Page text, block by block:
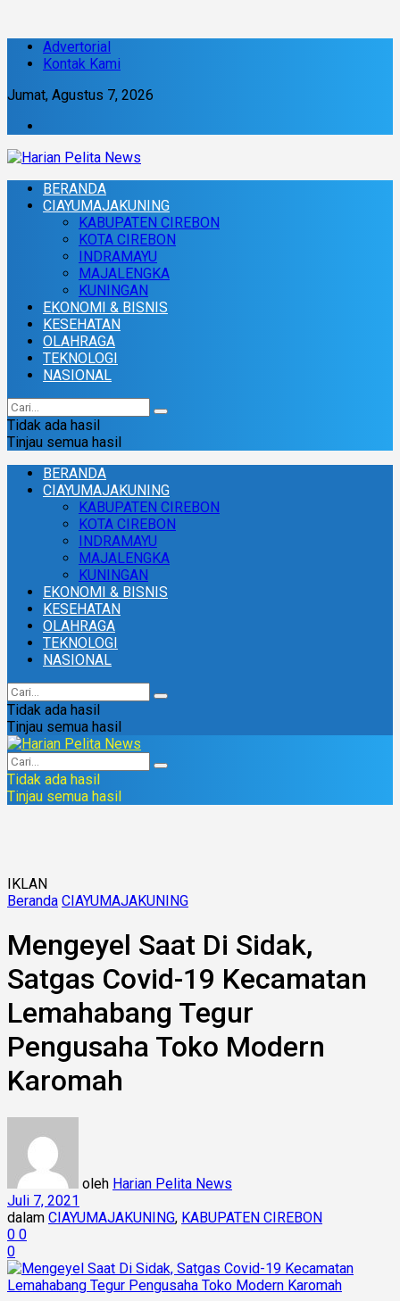
Advertorial
Kontak Kami
Jumat, Agustus 7, 2026
BERANDA
CIAYUMAJAKUNING
KABUPATEN CIREBON
KOTA CIREBON
INDRAMAYU
MAJALENGKA
KUNINGAN
EKONOMI & BISNIS
KESEHATAN
OLAHRAGA
TEKNOLOGI
NASIONAL
Tidak ada hasil
Tinjau semua hasil
BERANDA
CIAYUMAJAKUNING
KABUPATEN CIREBON
KOTA CIREBON
INDRAMAYU
MAJALENGKA
KUNINGAN
EKONOMI & BISNIS
KESEHATAN
OLAHRAGA
TEKNOLOGI
NASIONAL
Tidak ada hasil
Tinjau semua hasil
Tidak ada hasil
Tinjau semua hasil
IKLAN
Beranda CIAYUMAJAKUNING
Mengeyel Saat Di Sidak,
Satgas Covid-19 Kecamatan
Lemahabang Tegur
Pengusaha Toko Modern
Karomah
oleh Harian Pelita News
Juli 7, 2021
dalam CIAYUMAJAKUNING, KABUPATEN CIREBON
0 0
0